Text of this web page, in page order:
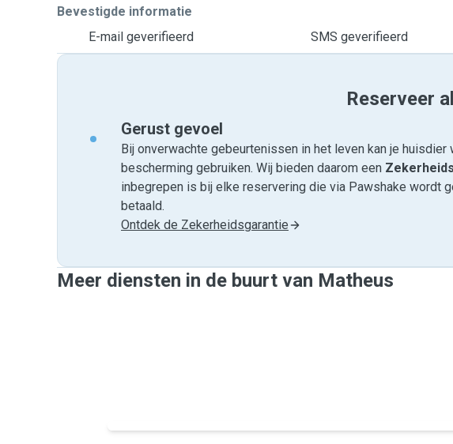
Bevestigde informatie
E-mail geverifieerd
SMS geverifieerd
Reserveer
Gerust gevoel
Bij onverwachte gebeurtenissen in het leven kan je huisdier
bescherming gebruiken. Wij bieden daarom een
inbegrepen is bij elke reservering die via Pawshake wordt
betaald.
Ontdek de Zekerheidsgarantie
Meer diensten in de buurt van Matheus